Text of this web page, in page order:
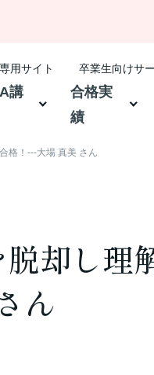
講
合格実
績
用サイト 卒業生向けサ
格！---大場 真美 さん
却し理
ん